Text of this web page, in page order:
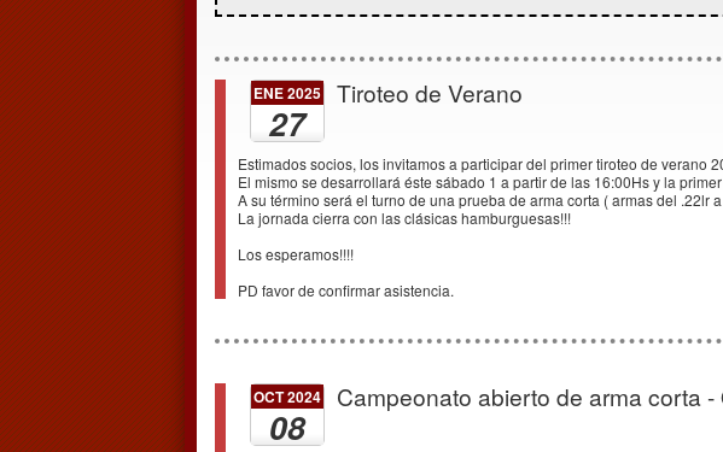
ENE 2025
27
Tiroteo de Verano
Estimados socios, los invitamos a participar del primer tiroteo de verano
El mismo se desarrollará éste sábado 1 a partir de las 16:00Hs y la
A su término será el turno de una prueba de arma corta ( armas del .22lr
La jornada cierra con las clásicas hamburguesas!!!
Los esperamos!!!!
PD favor de confirmar asistencia.
OCT 2024
08
Campeonato abierto de arma corta -